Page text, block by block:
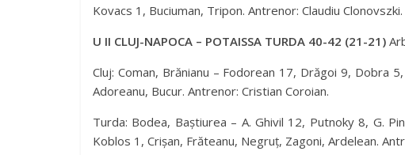
Kovacs 1, Buciuman, Tripon. Antrenor: Claudiu Clonovszki.
U II CLUJ-NAPOCA – POTAISSA TURDA 40-42 (21-21)
Cluj: Coman, Brănianu – Fodorean 17, Drăgoi 9, Dobra
Adoreanu, Bucur. Antrenor: Cristian Coroian.
Turda: Bodea, Baștiurea – A. Ghivil 12, Putnoky 8, G.
Koblos 1, Crișan, Frăteanu, Negruț, Zagoni, Ardelean.